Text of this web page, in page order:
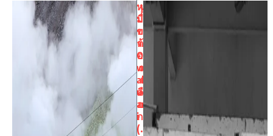
หุ
บเ
ข
า
O
w
ak
ud
an
i
(
เ
มื่
อ
ต้
อ
ง
เ
ลื
อ
ก
.